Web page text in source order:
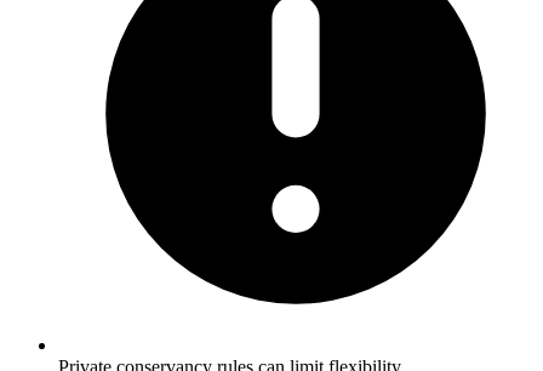
Private conservancy rules can limit flexibility